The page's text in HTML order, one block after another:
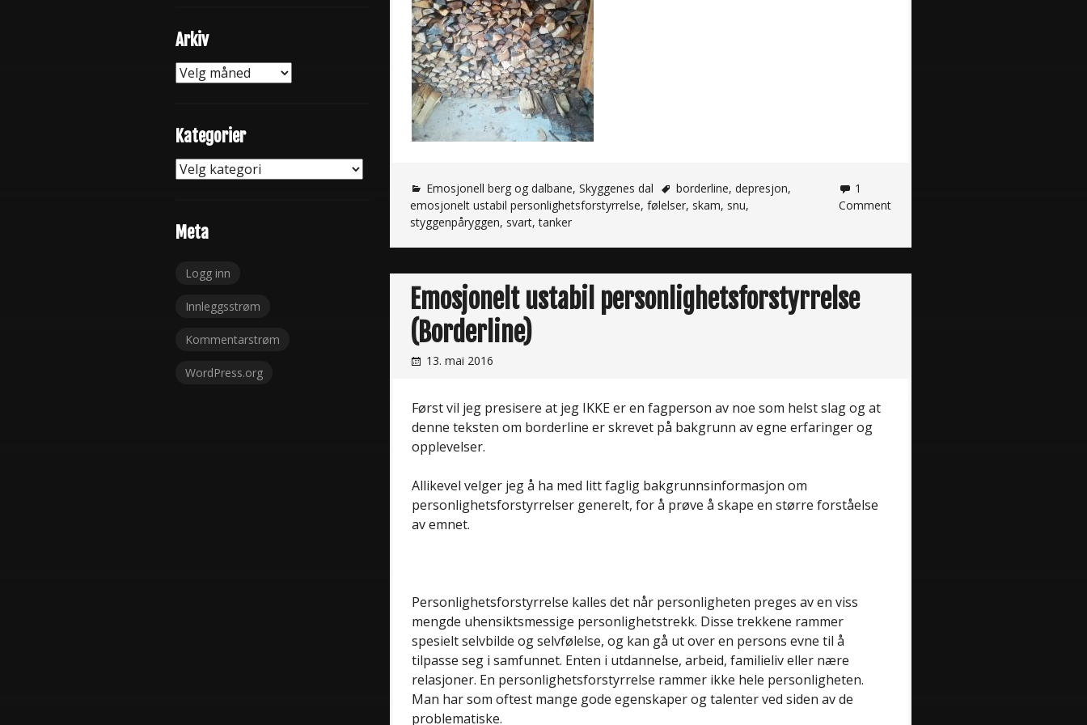
Emosjonell berg og dalbane, Skyggenes dal borderline, depresjon,
emosjonelt ustabil personlighetsforstyrrelse, følelser, skam, snu,
styggenpåryggen, svart,tanker
1
Comment
Emosjonelt ustabil personlighetsforstyrrelse
(Borderline)
13. mai 2016
Først vil jeg presisere at jeg IKKE er en fagperson av noe som helst slag og at
denne teksten om borderline er skrevet på bakgrunn av egne erfaringer og
opplevelser.
Allikevel velger jeg å ha med litt faglig bakgrunnsinformasjon om
personlighetsforstyrrelser generelt, for å prøve å skape en større forståelse
av emnet.
Personlighetsforstyrrelse kalles det når personligheten preges av en viss
mengde uhensiktsmessige personlighetstrekk. Disse trekkene rammer
spesielt selvbilde og selvfølelse, og kan gå ut over en persons evne til å
tilpasse seg i samfunnet. Enten i utdannelse, arbeid, familieliv eller nære
relasjoner. En personlighetsforstyrrelse rammer ikke hele personligheten.
Man har som oftest mange gode egenskaper og talenter ved siden av de
problematiske.
Arkiv
Arkiv
Kategorier
Kategorier
Meta
Logg inn
Innleggsstrøm
Kommentarstrøm
WordPress.org